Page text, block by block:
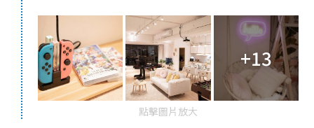
+13
點擊圖片放大